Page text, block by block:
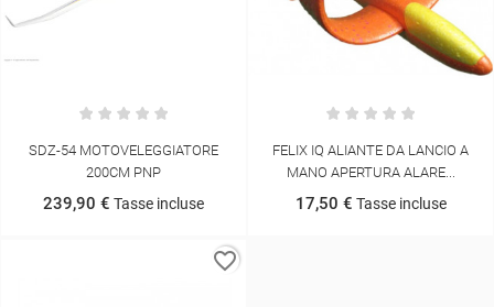
SDZ-54 MOTOVELEGGIATORE
200CM PNP
239,90 € Tasse incluse
FELIX IQ ALIANTE DA LANCIO A
MANO APERTURA ALARE...
17,50 € Tasse incluse
favorite_border